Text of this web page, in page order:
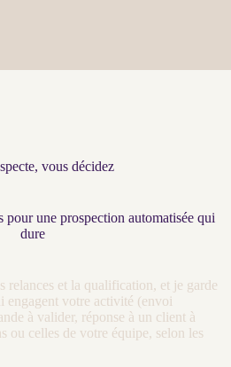
vous décidez
pour une prospection automatisée qui
dure
relances et la qualification, et je garde
engagent votre activité (envoi
à valider, réponse à un client à
ou celles de votre équipe, selon les